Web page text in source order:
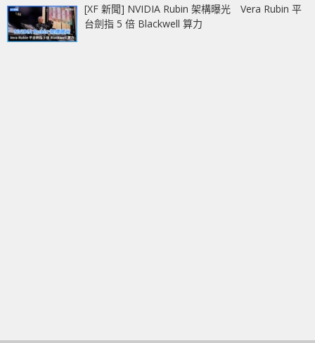
[XF 新聞] NVIDIA Rubin 架構曝光 Vera Rubin 平
台劍指 5 倍 Blackwell 算力